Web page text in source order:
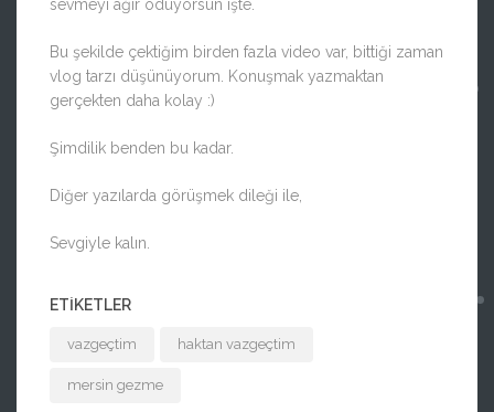
sevmeyi ağır ödüyorsun işte.
Bu şekilde çektiğim birden fazla video var, bittiği zaman
vlog tarzı düşünüyorum. Konuşmak yazmaktan
gerçekten daha kolay :)
Şimdilik benden bu kadar.
Diğer yazılarda görüşmek dileği ile,
Sevgiyle kalın.
ETIKETLER
vazgeçtim haktan vazgeçtim
mersin gezme